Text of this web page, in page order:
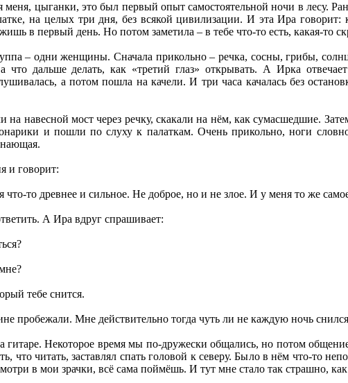
цыганки, это был первый опыт самостоятельной ночи в лесу.
на целых три дня, без всякой цивилизации. И эта Ира говорит:
в первый день. Но потом заметила – в тебе что-то есть, какая-то
– одни женщины. Сначала прикольно – речка, сосны, грибы,
дальше делать, как «третий глаз» открывать. А Ирка
а потом пошла на качели. И три часа качалась без
навесной мост через речку, скакали на нём, как сумасшедшие.
и пошли по слуху к палаткам. Очень прикольно, ноги
и говорит:
что-то древнее и сильное. Не доброе, но и не злое. И у меня то же
А Ира вдруг спрашивает:
тебе снится.
пробежали. Мне действительно тогда чуть ли не каждую ночь
гитаре. Некоторое время мы по-дружески общались, но потом
что читать, заставлял спать головой к северу. Было в нём что-то
в мои зрачки, всё сама поймёшь. И тут мне стало так страшно,